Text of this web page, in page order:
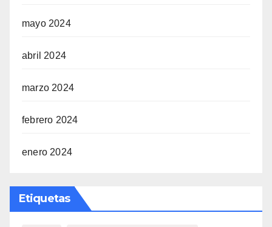
mayo 2024
abril 2024
marzo 2024
febrero 2024
enero 2024
Etiquetas